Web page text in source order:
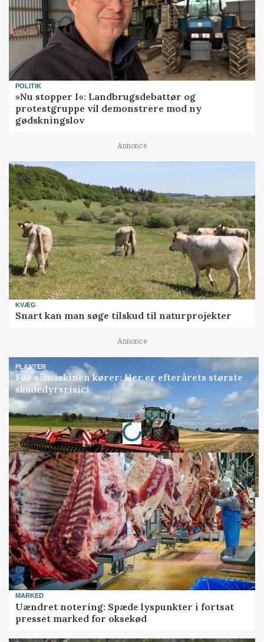
POLITIK
»Nu stopper I«: Landbrugsdebattør og
protestgruppe vil demonstrere mod ny
gødskningslov
Annonce
KVÆG
Snart kan man søge tilskud til naturprojekter
Annonce
PLANTER
Før såmaskinen kører: Her er efterårets største
skadedyrsrisici
Annonce
Loading...
MARKED
Uændret notering: Spæde lyspunkter i fortsat
presset marked for oksekød